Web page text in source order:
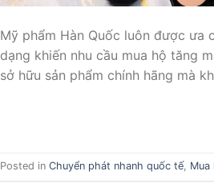
Mỹ phẩm Hàn Quốc luôn được ưa
dạng khiến nhu cầu mua hộ tăng
sở hữu sản phẩm chính hãng mà
Posted in Chuyển phát nhanh quốc tế, Mua